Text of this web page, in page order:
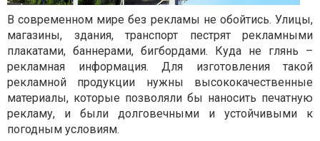
В современном мире без рекламы не обойтись. Улицы,
магазины, здания, транспорт пестрят рекламными
плакатами, баннерами, бигбордами. Куда не глянь –
рекламная информация. Для изготовления такой
рекламной продукции нужны высококачественные
материалы, которые позволяли бы наносить печатную
рекламу, и были долговечными и устойчивыми к
погодным условиям.